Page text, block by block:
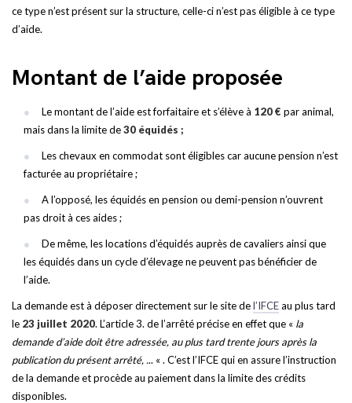
ce type n’est présent sur la structure, celle-ci n’est pas éligible à ce type
d’aide.
Montant de l’aide proposée
Le montant de l’aide est forfaitaire et s’élève à 120 € par animal,
mais dans la limite de30 équidés ;
Les chevaux en commodat sont éligibles car aucune pension n’est
facturée au propriétaire ;
A l’opposé, les équidés en pension ou demi-pension n’ouvrent
pas droit à ces aides ;
De même, les locations d’équidés auprès de cavaliers ainsi que
les équidés dans un cycle d’élevage ne peuvent pas bénéficier de
l’aide.
La demande est à déposer directement sur le site del’IFCEau plus tard
le 23 juillet 2020. L’article 3. de l’arrêté précise en effet que « la
demande d’aide doit être adressée, au plus tard trente jours après la
publication du présent arrêté, ... « . C’est l’IFCE qui en assure l’instruction
de la demande et procède au paiement dans la limite des crédits
disponibles.